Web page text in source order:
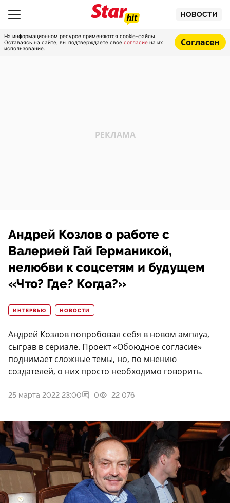
НОВОСТИ
На информационном ресурсе применяются cookie-файлы.
Оставаясь на сайте, вы подтверждаете свое согласие на их
использование.
Согласен
Андрей Козлов о работе с
Валерией Гай Германикой,
нелюбви к соцсетям и будущем
«Что? Где? Когда?»
ИНТЕРВЬЮ НОВОСТИ
Андрей Козлов попробовал себя в новом амплуа,
сыграв в сериале. Проект «Обоюдное согласие»
поднимает сложные темы, но, по мнению
создателей, о них просто необходимо говорить.
25 марта 2022 23:00 0 22 076